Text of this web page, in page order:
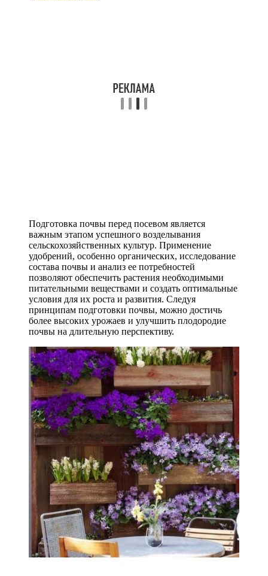
Подготовка почвы перед посевом является
важным этапом успешного возделывания
сельскохозяйственных культур. Применение
удобрений, особенно органических, исследование
состава почвы и анализ ее потребностей
позволяют обеспечить растения необходимыми
питательными веществами и создать оптимальные
условия для их роста и развития. Следуя
принципам подготовки почвы, можно достичь
более высоких урожаев и улучшить плодородие
почвы на длительную перспективу.